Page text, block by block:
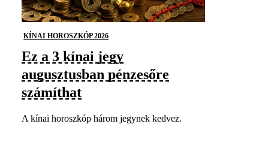
KÍNAI HOROSZKÓP 2026
Ez a 3 kínai jegy
augusztusban pénzesőre
számíthat
A kínai horoszkóp három jegynek kedvez.